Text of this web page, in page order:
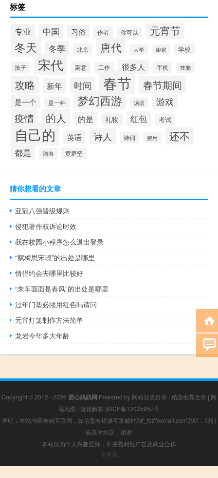
标签
专业 中国 习俗 作者 你可以 元宵节
冬天 冬季 北京 唐代 大学 娘家 学校
孩子 宋代 寓意 工作 很多人 手机 技能
攻略 新年 时间 春节 春节期间
是一个 是一种 梦幻西游 汤圆 游戏
疫情 的人 的是 礼物 红包 考试
自己的 英语 诗人 诗词 费用 还不
都是 陆游 黄庭坚
猜你想看的文章
亚冠八强晋级规则
侵犯著作权诉讼时效
我在校园小程序怎么退出登录
“赋梅思宋璟”的出处是哪里
情侣约会去哪里比较好
“朱车面面是春风”的出处是哪里
过年门垫必须用红色吗请问
元宵灯笼制作方法简单
龙岩今年多大年龄
Copyright © 2012 - 2026 爱心妈妈网 Powered by 网站分类目录 | 精选推荐文章 | 网
站地图 | 疑难解答 苏ICP备12025952号
声明：本站内容来自互联网，如信息有错误可发邮件到f_fb#foxmail.com说明，我们
会及时纠正，谢谢
本站仅为个人兴趣爱好，不接盈利性广告及商业合作
小男孩